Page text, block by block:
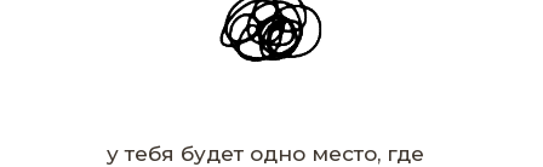
у тебя будет одно место, где